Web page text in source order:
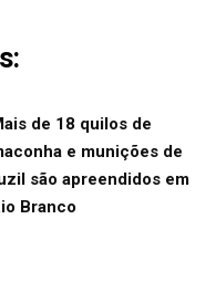
de 18 quilos de
e munições de
são apreendidos em
Branco